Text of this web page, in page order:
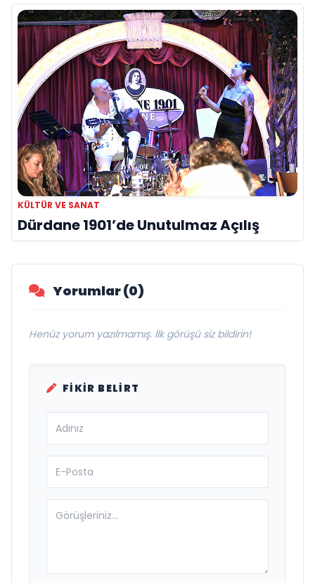
KÜLTÜR VE SANAT
Dürdane 1901’de Unutulmaz Açılış
Yorumlar (0)
Henüz yorum yazılmamış. İlk görüşü siz bildirin!
FIKIR BELIRT